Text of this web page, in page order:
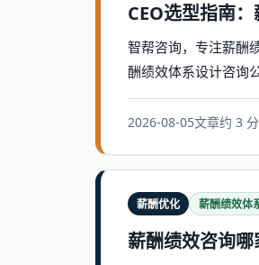
CEO选型指南
智帮咨询，专注薪酬
酬绩效体系设计咨询
2026-08-05文章约 3
薪酬优化 薪酬绩效体
薪酬绩效咨询